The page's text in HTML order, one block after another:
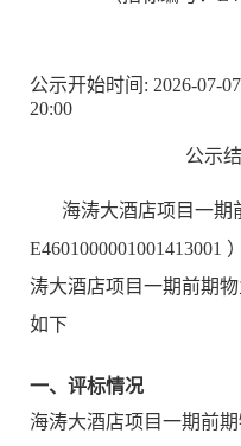
公示开始时间: 2026-07-07
20:00
公示
海涛大酒店项目一期
涛大酒店项目一期前期
如下
一、评标情况
海涛大酒店项目一期前